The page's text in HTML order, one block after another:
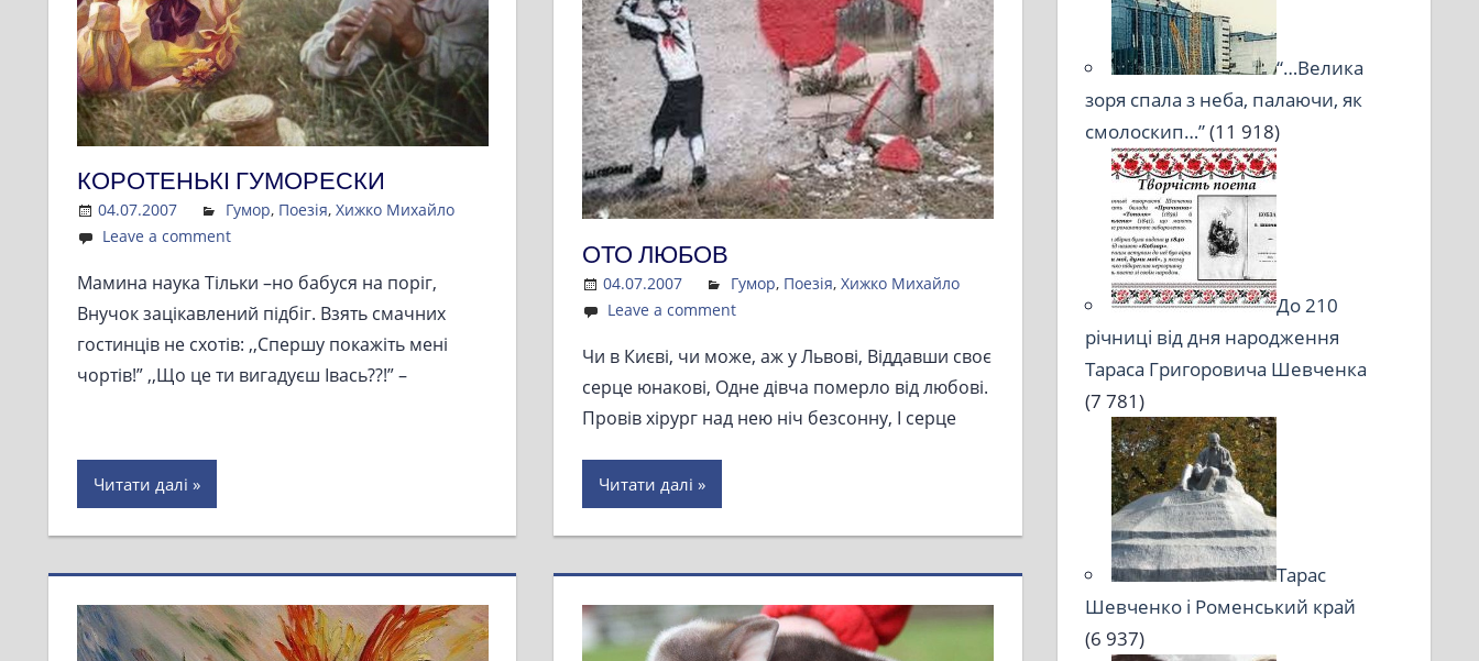
КОРОТЕНЬКІ ГУМОРЕСКИ
04.07.2007 Admin
Гумор, Поезія, Хижко Михайло
Leave a comment
Мамина наука Тільки –но бабуся на поріг,
Внучок зацікавлений підбіг. Взять смачних
гостинців не схотів: ,,Спершу покажіть мені
чортів!” ,,Що це ти вигадуєш Івась??!” –
Читати далі
ОТО ЛЮБОВ
04.07.2007 Admin
Гумор, Поезія,Хижко Михайло
Leave a comment
Чи в Києві, чи може, аж у Львові, Віддавши своє
серце юнакові, Одне дівча померло від любові.
Провів хірург над нею ніч безсонну, І серце
Читати далі
“…Велика
зоря спала з неба, палаючи, як
смолоскип…”(11 918)
До 210
річниці від дня народження
Тараса Григоровича Шевченка
(7 781)
Тарас
Шевченко і Роменський край
(6 937)